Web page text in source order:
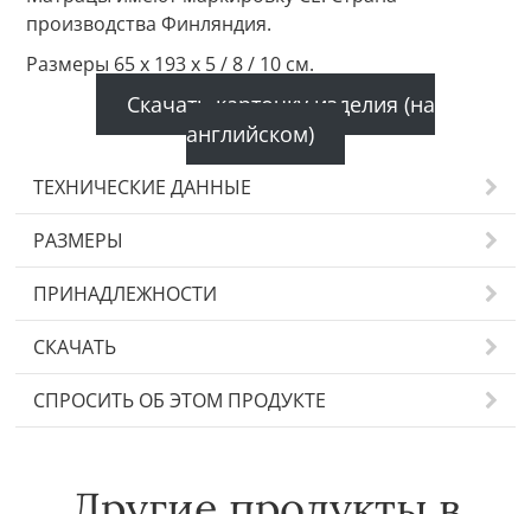
производства Финляндия.
Размеры 65 x 193 x 5 / 8 / 10 см.
Скачать карточку изделия (на
английском)
ТЕХНИЧЕСКИЕ ДАННЫЕ
РАЗМЕРЫ
ПРИНАДЛЕЖНОСТИ
СКАЧАТЬ
СПРОСИТЬ ОБ ЭТОМ ПРОДУКТЕ